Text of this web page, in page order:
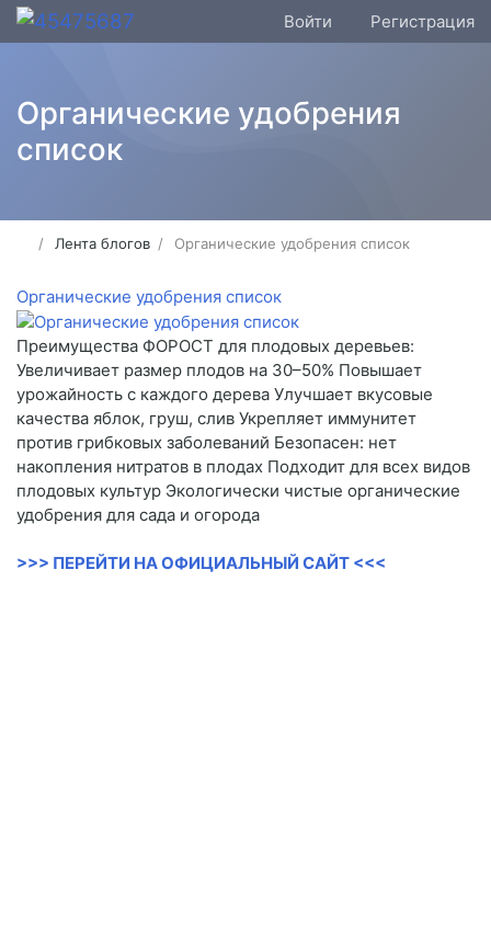
Войти Регистрация
Органические удобрения
список
Лента блогов Органические удобрения список
Органические удобрения список
Преимущества ФОРОСТ для плодовых деревьев:
Увеличивает размер плодов на 30–50% Повышает
урожайность с каждого дерева Улучшает вкусовые
качества яблок, груш, слив Укрепляет иммунитет
против грибковых заболеваний Безопасен: нет
накопления нитратов в плодах Подходит для всех видов
плодовых культур Экологически чистые органические
удобрения для сада и огорода
>>> ПЕРЕЙТИ НА ОФИЦИАЛЬНЫЙ САЙТ <<<